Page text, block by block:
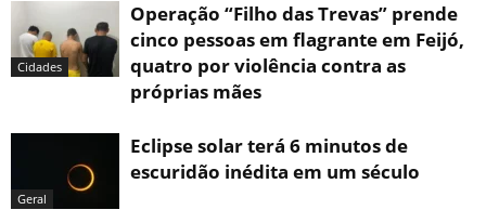
Cidades
Operação “Filho das Trevas” prende
cinco pessoas em flagrante em Feijó,
quatro por violência contra as
próprias mães
Geral
Eclipse solar terá 6 minutos de
escuridão inédita em um século